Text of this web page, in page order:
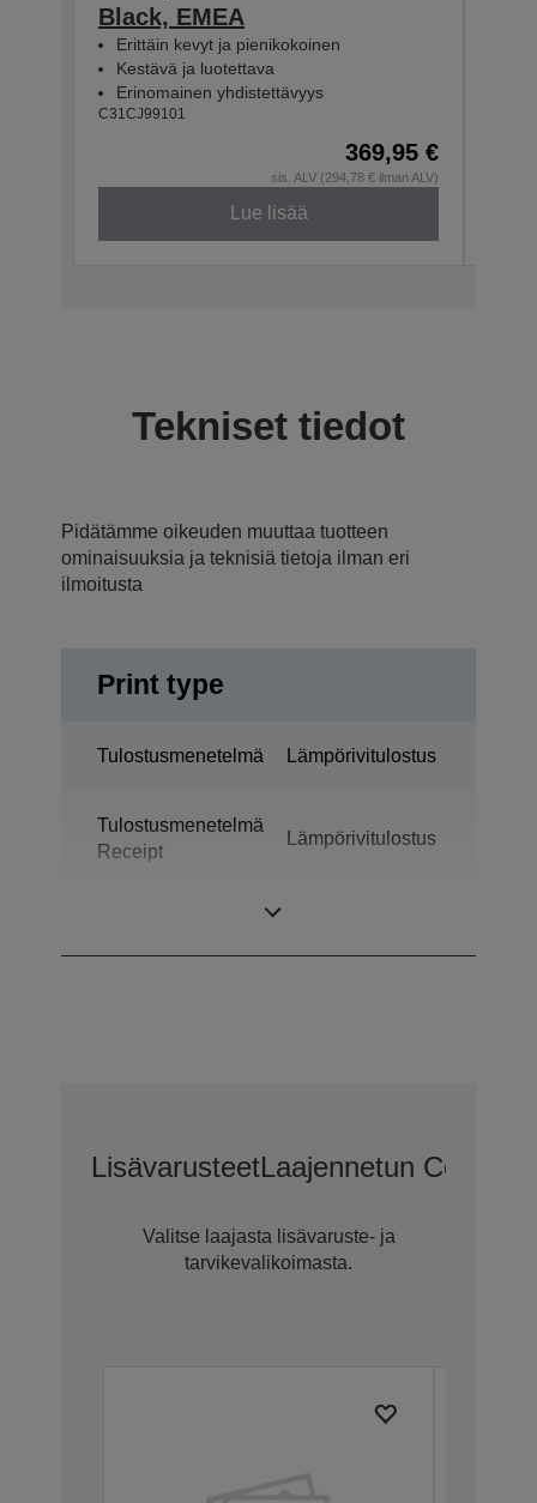
Black, EMEA
Erittäin kevyt ja pienikokoinen
Kestävä ja luotettava
Erinomainen yhdistettävyys
C31CJ99101
369,95 €
sis. ALV (294,78 € ilman ALV)
Lue lisää
Tekniset tiedot
Pidätämme oikeuden muuttaa tuotteen
ominaisuuksia ja teknisiä tietoja ilman eri
ilmoitusta
Print type
Tulostusmenetelmä Lämpörivitulostus
Tulostusmenetelmä
Receipt
Lämpörivitulostus
LisävarusteetLaajennetun
Valitse laajasta lisävaruste- ja
tarvikevalikoimasta.